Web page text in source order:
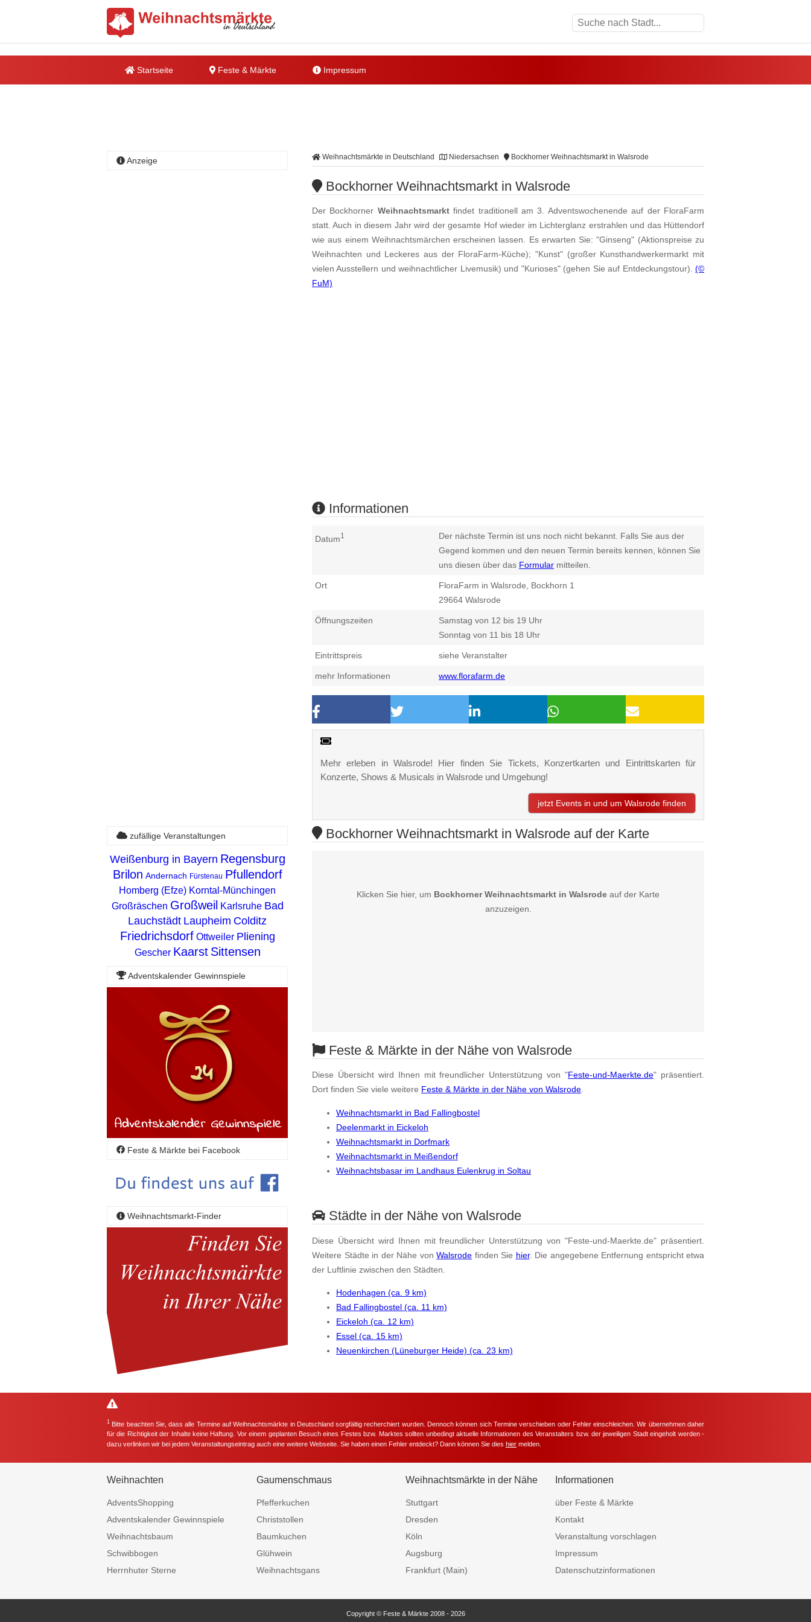
Startseite Feste & Märkte Impressum
Weihnachtsmärkte in Deutschland Niedersachsen Bockhorner Weihnachtsmarkt in Walsrode
Bockhorner Weihnachtsmarkt in Walsrode
Der Bockhorner Weihnachtsmarktfindet traditionell am 3. Adventswochenende auf der FloraFarm
statt. Auch in diesem Jahr wird der gesamte Hof wieder im Lichterglanz erstrahlen und das Hüttendorf
wie aus einem Weihnachtsmärchen erscheinen lassen. Es erwarten Sie: "Ginseng" (Aktionspreise zu
Weihnachten und Leckeres aus der FloraFarm-Küche); "Kunst" (großer Kunsthandwerkermarkt mit
vielen Ausstellern und weihnachtlicher Livemusik) und "Kurioses" (gehen Sie auf Entdeckungstour). (©
FuM)
Informationen
Datum1
Der nächste Termin ist uns noch nicht bekannt. Falls Sie aus der
Gegend kommen und den neuen Termin bereits kennen, können Sie
uns diesen über das Formular mitteilen.
Ort
FloraFarm in Walsrode, Bockhorn 1
29664 Walsrode
Öffnungszeiten
Samstag von 12 bis 19 Uhr
Sonntag von 11 bis 18 Uhr
Eintrittspreis siehe Veranstalter
mehr Informationen www.florafarm.de
Mehr erleben in Walsrode! Hier finden Sie Tickets, Konzertkarten und Eintrittskarten für
Konzerte, Shows & Musicals in Walsrode und Umgebung!
jetzt Events in und um Walsrode finden
Anzeige
Bockhorner Weihnachtsmarkt in Walsrode auf der Karte
Klicken Sie hier, um Bockhorner Weihnachtsmarkt in Walsrode auf der Karte
anzuzeigen.
Feste & Märkte in der Nähe von Walsrode
Diese Übersicht wird Ihnen mit freundlicher Unterstützung von "Feste-und-Maerkte.de" präsentiert.
Dort finden Sie viele weitere Feste & Märkte in der Nähe von Walsrode.
Weihnachtsmarkt in Bad Fallingbostel
Deelenmarkt in Eickeloh
Weihnachtsmarkt in Dorfmark
Weihnachtsmarkt in Meißendorf
Weihnachtsbasar im Landhaus Eulenkrug in Soltau
Städte in der Nähe von Walsrode
Diese Übersicht wird Ihnen mit freundlicher Unterstützung von "Feste-und-Maerkte.de" präsentiert.
Weitere Städte in der Nähe von Walsrode finden Sie hier. Die angegebene Entfernung entspricht etwa
der Luftlinie zwischen den Städten.
Hodenhagen (ca. 9 km)
Bad Fallingbostel (ca. 11 km)
Eickeloh (ca. 12 km)
Essel (ca. 15 km)
Neuenkirchen (Lüneburger Heide) (ca. 23 km)
zufällige Veranstaltungen
Weißenburg in Bayern Regensburg
Brilon Andernach Fürstenau Pfullendorf
Homberg (Efze) Korntal-Münchingen
Großräschen Großweil Karlsruhe Bad
Lauchstädt Laupheim Colditz
Friedrichsdorf Ottweiler Pliening
Gescher Kaarst Sittensen
Adventskalender Gewinnspiele
Feste & Märkte bei Facebook
Weihnachtsmarkt-Finder
1 Bitte beachten Sie, dass alle Termine auf Weihnachtsmärkte in Deutschland sorgfältig recherchiert wurden. Dennoch können sich Termine verschieben oder Fehler einschleichen. Wir übernehmen daher
für die Richtigkeit der Inhalte keine Haftung. Vor einem geplanten Besuch eines Festes bzw. Marktes sollten unbedingt aktuelle Informationen des Veranstalters bzw. der jeweiligen Stadt eingeholt werden -
dazu verlinken wir bei jedem Veranstaltungseintrag auch eine weitere Webseite. Sie haben einen Fehler entdeckt? Dann können Sie dies hier melden.
Weihnachten
AdventsShopping
Adventskalender Gewinnspiele
Weihnachtsbaum
Schwibbogen
Herrnhuter Sterne
Gaumenschmaus
Pfefferkuchen
Christstollen
Baumkuchen
Glühwein
Weihnachtsgans
Weihnachtsmärkte in der Nähe
Stuttgart
Dresden
Köln
Augsburg
Frankfurt (Main)
Informationen
über Feste & Märkte
Kontakt
Veranstaltung vorschlagen
Impressum
Datenschutzinformationen
Copyright © Feste & Märkte 2008 - 2026